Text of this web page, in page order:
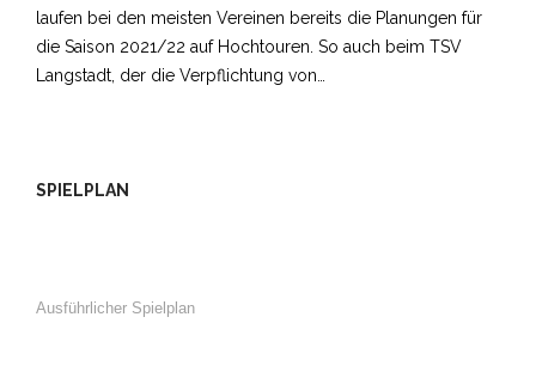
laufen bei den meisten Vereinen bereits die Planungen für
die Saison 2021/22 auf Hochtouren. So auch beim TSV
Langstadt, der die Verpflichtung von…
SPIELPLAN
Ausführlicher Spielplan